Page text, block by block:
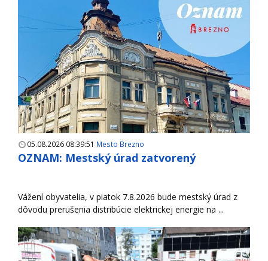
05.08.2026 08:39:51 Mesto Brezno
OZNAM: Mestský úrad zatvorený
Vážení obyvatelia, v piatok 7.8.2026 bude mestský úrad z
dôvodu prerušenia distribúcie elektrickej energie na ...